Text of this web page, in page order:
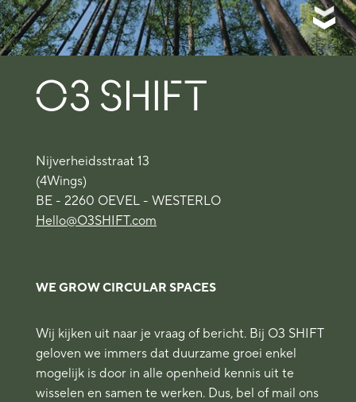
Nijverheidsstraat 13
(4Wings)
BE - 2260 OEVEL - WESTERLO
Hello@O3SHIFT.com
WE GROW CIRCULAR SPACES
Wij kijken uit naar je vraag of bericht. Bij O3 SHIFT
geloven we immers dat duurzame groei enkel
mogelijk is door in alle openheid kennis uit te
wisselen en samen te werken. Dus, bel of mail ons